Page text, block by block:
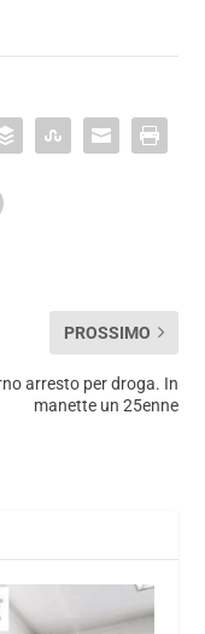
PROSSIMO
arresto per droga. In
manette un 25enne